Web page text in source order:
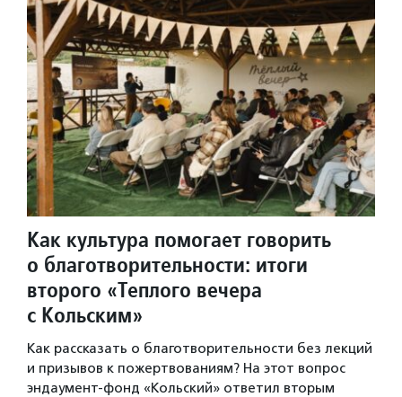
Как культура помогает говорить
о благотворительности: итоги
второго «Теплого вечера
с Кольским»
Как рассказать о благотворительности без лекций
и призывов к пожертвованиям? На этот вопрос
эндаумент-фонд «Кольский» ответил вторым